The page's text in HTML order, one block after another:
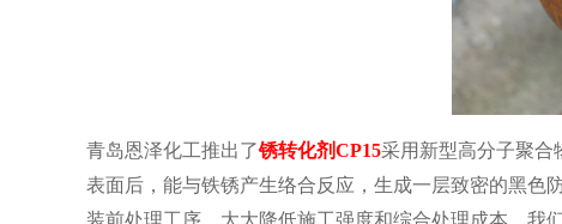
青岛恩泽化工推出了锈转化剂CP15采用新型高分子聚合
表面后，能与铁锈产生络合反应，生成一层致密的黑色
装前处理工序，大大降低施工强度和综合处理成本。我